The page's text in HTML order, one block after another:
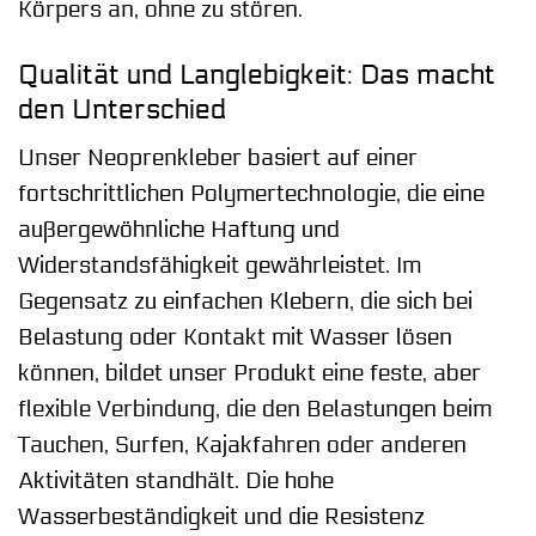
Körpers an, ohne zu stören.
Qualität und Langlebigkeit: Das macht
den Unterschied
Unser Neoprenkleber basiert auf einer
fortschrittlichen Polymertechnologie, die eine
außergewöhnliche Haftung und
Widerstandsfähigkeit gewährleistet. Im
Gegensatz zu einfachen Klebern, die sich bei
Belastung oder Kontakt mit Wasser lösen
können, bildet unser Produkt eine feste, aber
flexible Verbindung, die den Belastungen beim
Tauchen, Surfen, Kajakfahren oder anderen
Aktivitäten standhält. Die hohe
Wasserbeständigkeit und die Resistenz